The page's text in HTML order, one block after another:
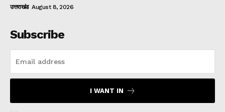
उत्तराखंड August 8, 2026
Subscribe
I WANT IN